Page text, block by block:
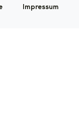
Impressum